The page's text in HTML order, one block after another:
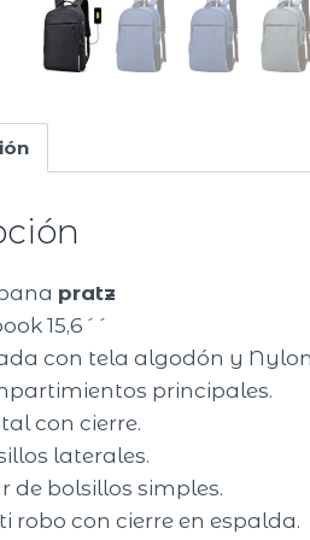
pratz
15,6´´
con tela algodón y
principales.
con cierre.
laterales.
de bolsillos simples.
robo con cierre en espalda.